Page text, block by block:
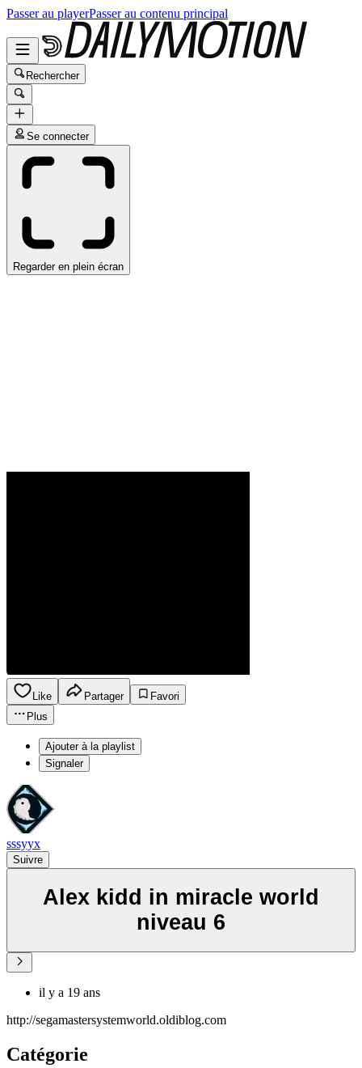
Passer au playerPasser au contenu principal
Rechercher
Se connecter
Regarder en plein écran
Like Partager
Favori
Plus
Ajouter à la playlist
Signaler
sssyyx
Suivre
Alex kidd in miracle world
niveau 6
il y a 19 ans
http://segamastersystemworld.oldiblog.com
Catégorie